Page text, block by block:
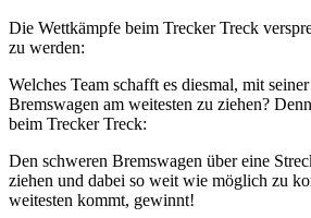
Die Wettkämpfe beim Trecker Treck
zu werden:
Welches Team schafft es diesmal, mit
Bremswagen am weitesten zu ziehen?
beim Trecker Treck:
Den schweren Bremswagen über eine
ziehen und dabei so weit wie möglich zu
weitesten kommt, gewinnt!